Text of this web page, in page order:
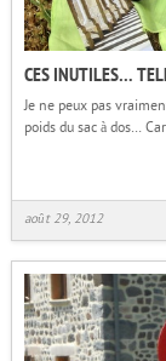
CES INUTILES…
Je ne peux pas
poids du sac à dos…
août 29, 2012